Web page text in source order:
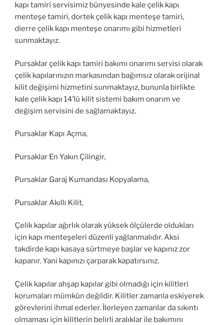
kapı tamiri servisimiz bünyesinde kale çelik kapı
menteşe tamiri, dortek çelik kapı menteşe tamiri,
dierre çelik kapı menteşe onarımı gibi hizmetleri
sunmaktayız.
Pursaklar çelik kapı tamiri bakımı onarımı servisi olarak
çelik kapılarınızın markasından bağımsız olarak orijinal
kilit değişimi hizmetini sunmaktayız, bununla birlikte
kale çelik kapı 14’lü kilit sistemi bakım onarım ve
değişim servisini de sağlamaktayız.
Pursaklar Kapı Açma,
Pursaklar En Yakın Çilingir,
Pursaklar Garaj Kumandası Kopyalama,
Pursaklar Akıllı Kilit,
Çelik kapılar ağırlık olarak yüksek ölçülerde oldukları
için kapı menteşeleri düzenli yağlanmalıdır. Aksi
takdirde kapı kasaya sürtmeye başlar ve kapınız zor
kapanır. Yani kapınızı çarparak kapatırsınız.
Çelik kapılar ahşap kapılar gibi olmadığı için kilitleri
korumaları mümkün değildir. Kilitler zamanla eskiyerek
görevlerini ihmal ederler. İlerleyen zamanlar da sıkıntı
olmaması için kilitlerin belirli aralıklar ile bakımını